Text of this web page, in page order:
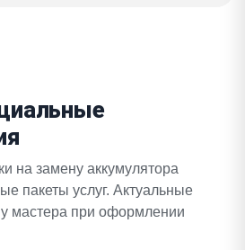
на замену аккумулятора
пакеты услуг. Актуальные
у мастера при оформлении